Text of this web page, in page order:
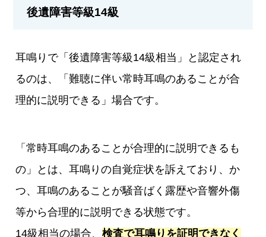
後遺障害等級14級
耳鳴りで「後遺障害等級14級相当」と認定され
るのは、「難聴に伴い常時耳鳴のあることが合
理的に説明できる」場合です。
「常時耳鳴のあることが合理的に説明できるも
の」とは、耳鳴りの自覚症状を訴えており、か
つ、耳鳴のあることが騒音ばく露歴や音響外傷
等から合理的に説明できる状態です。
14級相当の場合、検査で耳鳴りを証明できなく